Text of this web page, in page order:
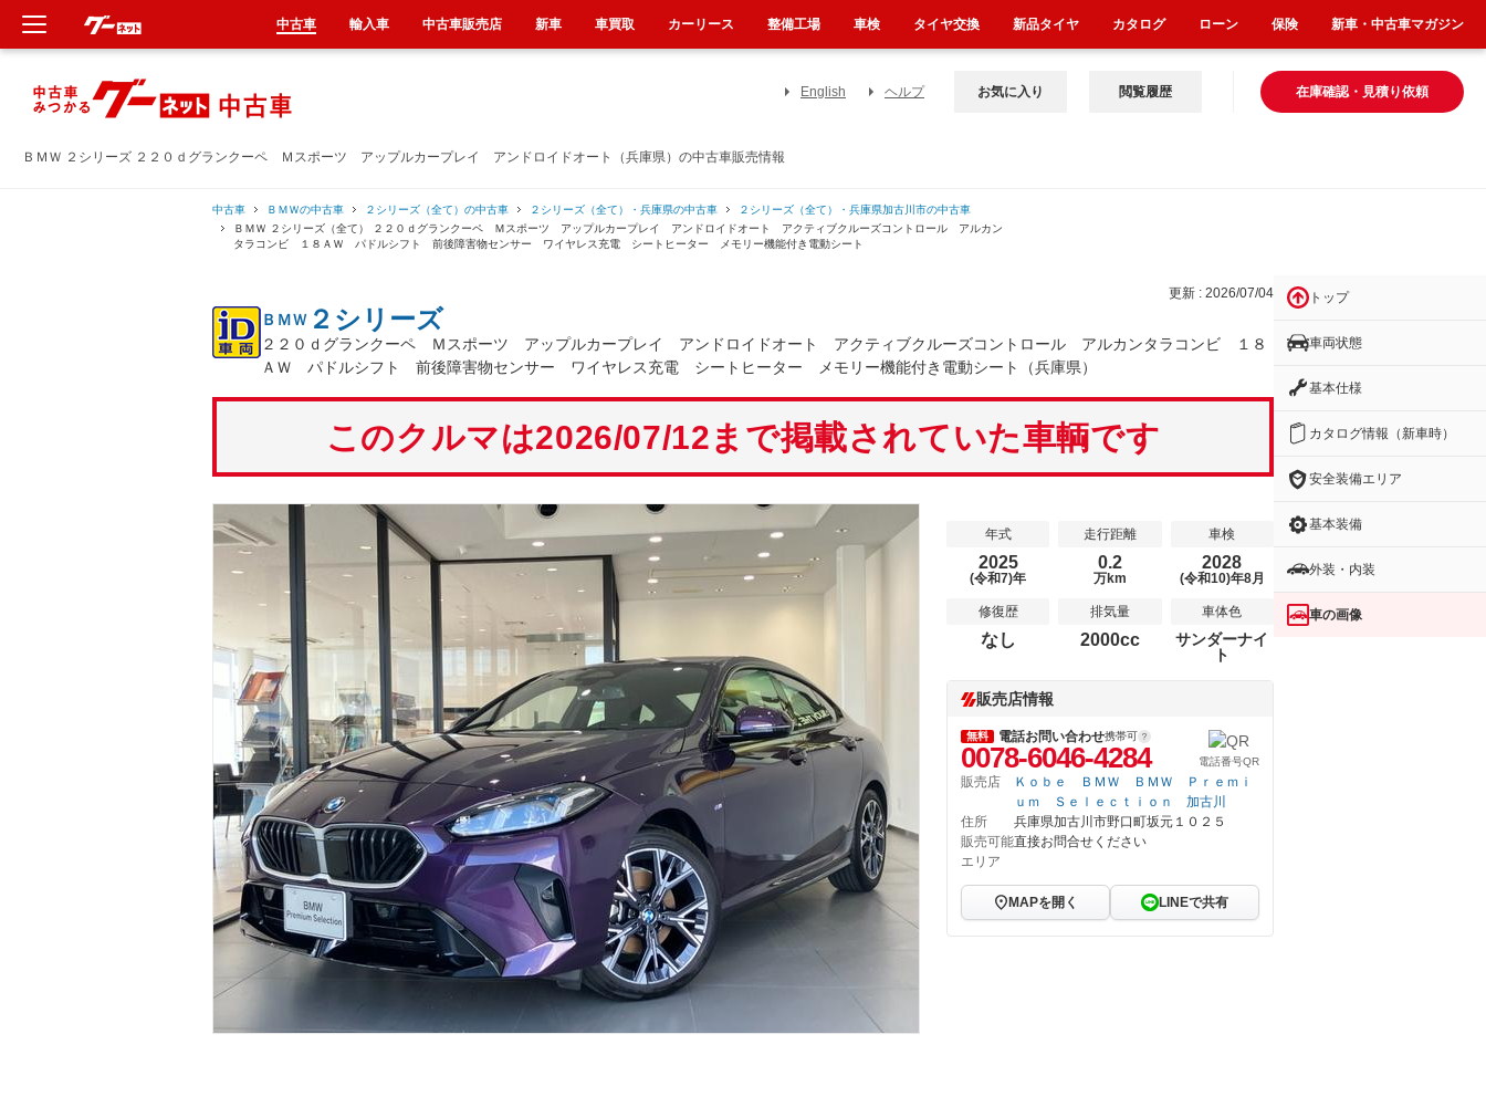
ＢＭＷ ２シリーズ ２２０ｄグランクーペ Ｍスポーツ アップルカープレイ アンドロイドオート（兵庫県）の中古車販売情報
English ヘルプ 在庫確認・見積り依頼
お気に入り 閲覧履歴
中古車 ＢＭＷの中古車 ２シリーズ（全て）の中古車 ２シリーズ（全て）・兵庫県の中古車
２シリーズ（全て）・兵庫県加古川市の中古車
ＢＭＷ ２シリーズ（全て） ２２０ｄグランクーペ Ｍスポーツ アップルカープレイ アンドロイドオート アクティブクルーズコントロール アルカン
タラコンビ １８ＡＷ パドルシフト 前後障害物センサー ワイヤレス充電 シートヒーター メモリー機能付き電動シート
更新 : 2026/07/04
ＢＭＷ ２シリーズ
２２０ｄグランクーペ Ｍスポーツ アップルカープレイ アンドロイドオート アクティブクルーズコントロール アルカンタラコンビ １８
ＡＷ パドルシフト 前後障害物センサー ワイヤレス充電 シートヒーター メモリー機能付き電動シート（兵庫県）
このクルマは2026/07/12まで掲載されていた車輌です
年式
2025
(令和7)年
走行距離
0.2
万km
車検
2028
(令和10)年8月
修復歴
なし
排気量
2000cc
車体色
サンダーナイ
ト
販売店情報
無料 電話お問い合わせ携帯可
0078-6046-4284 電話番号QR
販売店
Ｋｏｂｅ ＢＭＷ ＢＭＷ Ｐｒｅｍｉ
ｕｍ Ｓｅｌｅｃｔｉｏｎ 加古川
住所
兵庫県加古川市野口町坂元１０２５
販売可能
エリア
直接お問合せください
MAPを開く LINEで共有
トップ
車両状態
基本仕様
カタログ情報（新車時）
安全装備エリア
基本装備
外装・内装
車の画像
中古車 輸入車 中古車販売店 新車 車買取 カーリース 整備工場 車検 タイヤ交換 新品タイヤ カタログ ローン 保険 新車・中古車マガジン
新車
中古車